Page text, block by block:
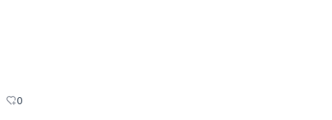
0